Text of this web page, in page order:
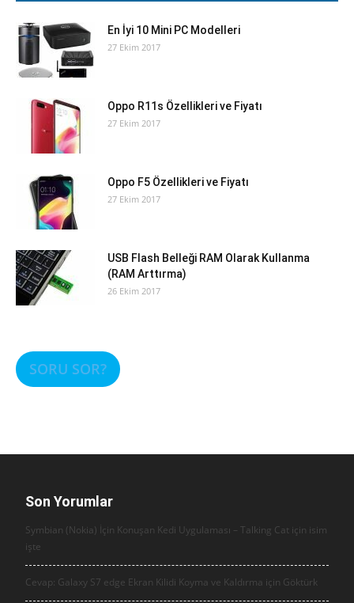
En İyi 10 Mini PC Modelleri
27 Ekim 2017
Oppo R11s Özellikleri ve Fiyatı
27 Ekim 2017
Oppo F5 Özellikleri ve Fiyatı
27 Ekim 2017
USB Flash Belleği RAM Olarak Kullanma
(RAM Arttırma)
26 Ekim 2017
SORU SOR?
Son Yorumlar
Symbian (Nokia) İçin Konuşan Kedi Uygulaması – Talking Cat için isim
işte
Cevap: Galaxy S7 edge Ekran Kilidi Koyma ve Kaldırma için Göktürk